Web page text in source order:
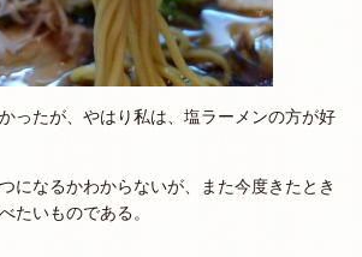
ったが、やはり私は、塩ラーメンの方が好
になるかわからないが、また今度きたとき
たいものである。